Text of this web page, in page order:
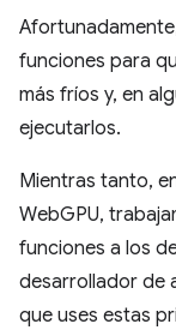
funciones para
más fríos y, en
ejecutarlos.
Mientras tanto,
WebGPU,
funciones a los
desarrollador de
que uses estas